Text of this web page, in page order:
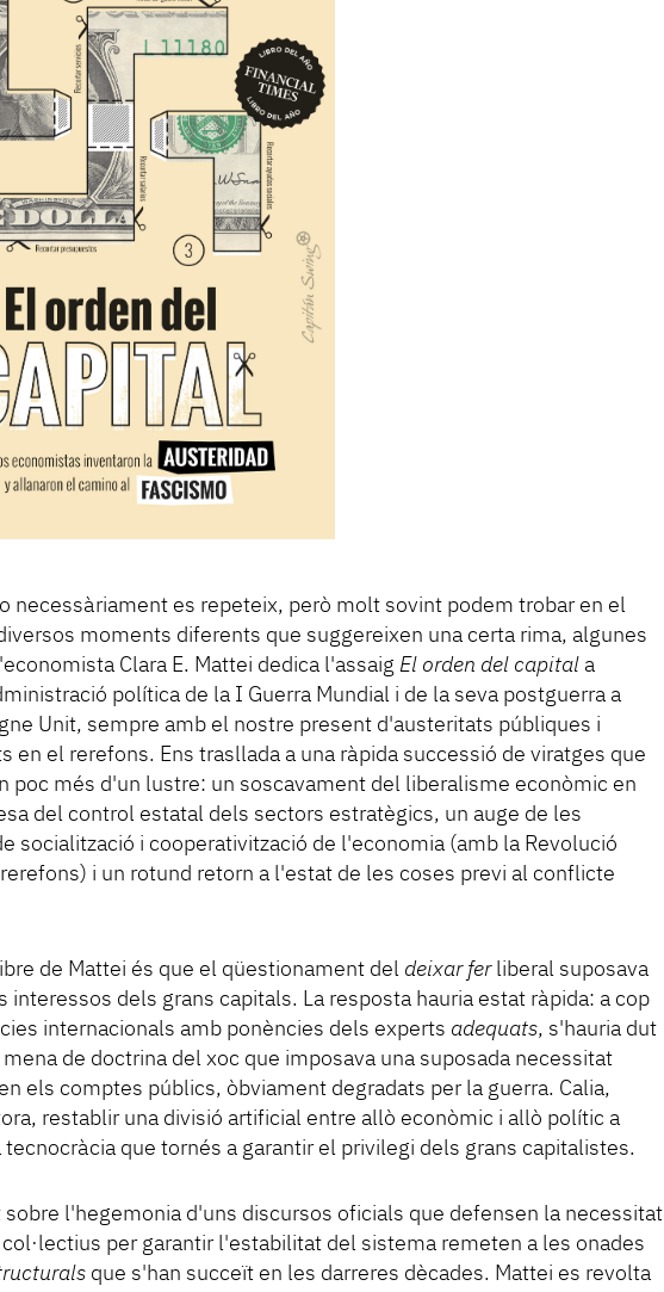
necessàriament es repeteix, però molt sovint podem trobar en el
moments diferents que suggereixen una certa rima, algunes
Clara E. Mattei dedica l'assaig El orden del capital a
política de la I Guerra Mundial i de la seva postguerra a
Unit, sempre amb el nostre present d'austeritats públiques i
en el rerefons. Ens trasllada a una ràpida successió de viratges que
poc més d'un lustre: un soscavament del liberalisme econòmic en
del control estatal dels sectors estratègics, un auge de les
socialització i cooperativització de l'economia (amb la Revolució
rerefons) i un rotund retorn a l'estat de les coses previ al conflicte
de Mattei és que el qüestionament del deixar ferliberal suposava
interessos dels grans capitals. La resposta hauria estat ràpida: a cop
internacionals amb ponències dels experts adequats, s'hauria dut
de doctrina del xoc que imposava una suposada necessitat
els comptes públics, òbviament degradats per la guerra. Calia,
restablir una divisió artificial entre allò econòmic i allò polític a
tecnocràcia que tornés a garantir el privilegi dels grans capitalistes.
sobre l'hegemonia d'uns discursos oficials que defensen la necessitat
per garantir l'estabilitat del sistema remeten a les onades
que s'han succeït en les darreres dècades. Mattei es revolta